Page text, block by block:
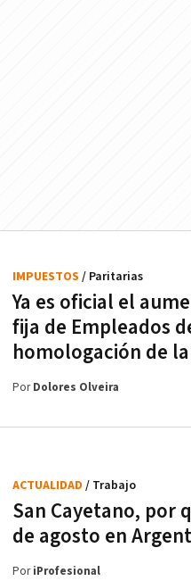
Ya es oficial el
fija de Empleados
homologación de
IMPUESTOS / Paritarias
PorDolores Olveira
San Cayetano, por
de agosto en
ACTUALIDAD / Trabajo
PoriProfesional